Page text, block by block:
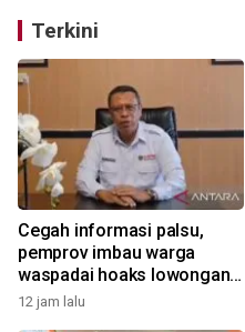
Terkini
Cegah informasi palsu,
pemprov imbau warga
waspadai hoaks lowongan
kerja Blok Masela
12 jam lalu